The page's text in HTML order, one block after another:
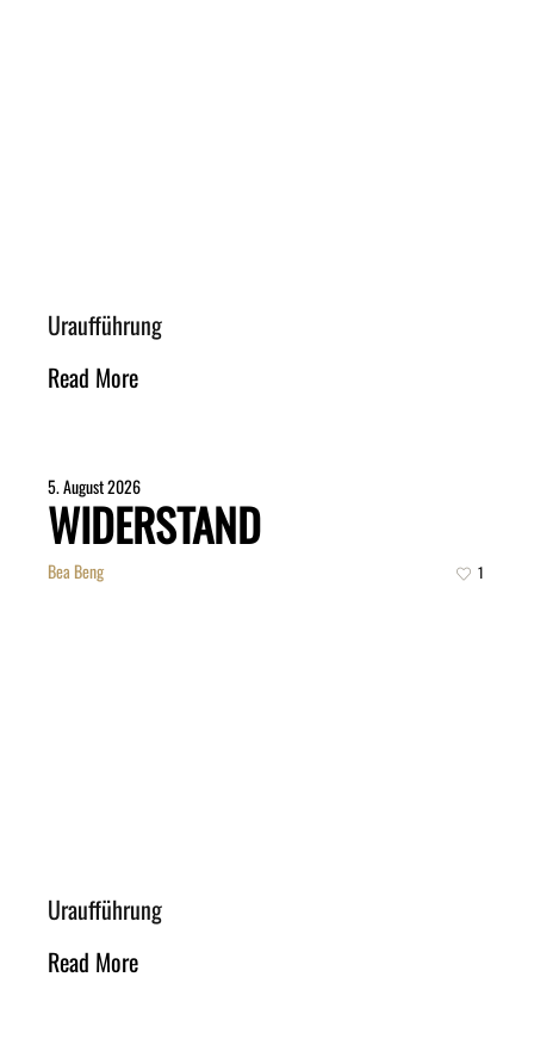
Uraufführung
Read More
5. August 2026
WIDERSTAND
Bea Beng 1
Uraufführung
Read More